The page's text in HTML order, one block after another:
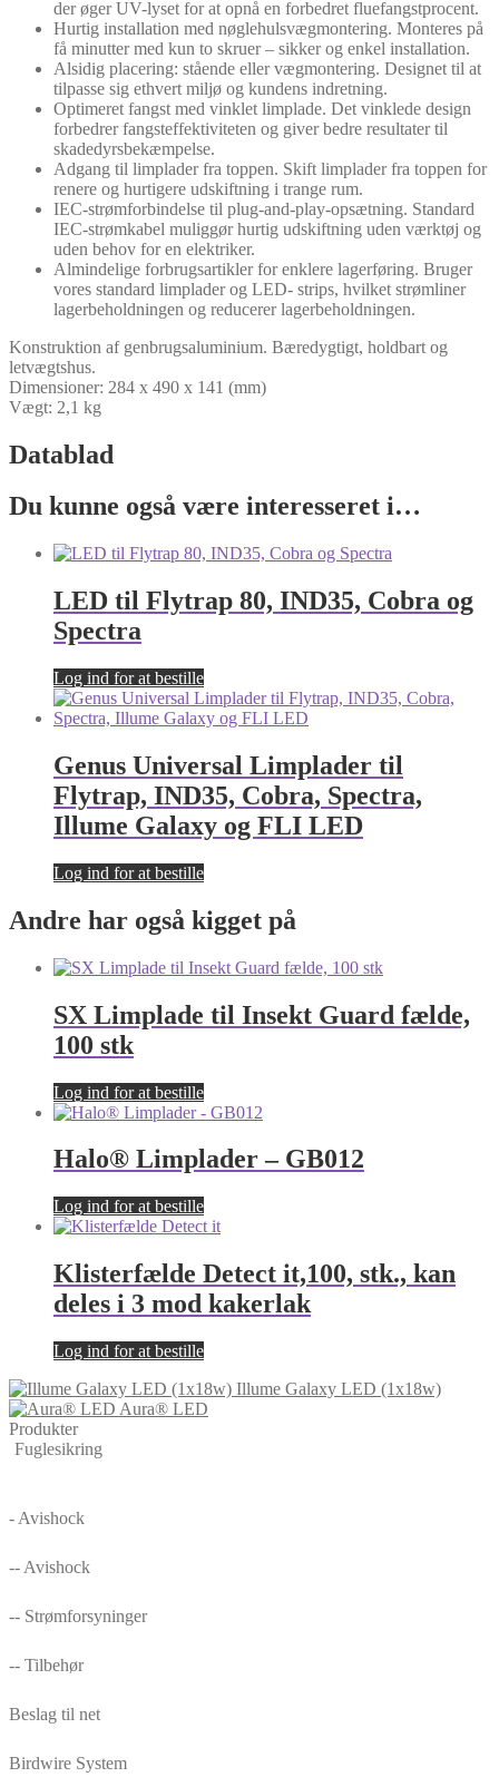
der øger UV-lyset for at opnå en forbedret fluefangstprocent.
Hurtig installation med nøglehulsvægmontering. Monteres på
få minutter med kun to skruer – sikker og enkel installation.
Alsidig placering: stående eller vægmontering. Designet til at
tilpasse sig ethvert miljø og kundens indretning.
Optimeret fangst med vinklet limplade. Det vinklede design
forbedrer fangsteffektiviteten og giver bedre resultater til
skadedyrsbekæmpelse.
Adgang til limplader fra toppen. Skift limplader fra toppen for
renere og hurtigere udskiftning i trange rum.
IEC-strømforbindelse til plug-and-play-opsætning. Standard
IEC-strømkabel muliggør hurtig udskiftning uden værktøj og
uden behov for en elektriker.
Almindelige forbrugsartikler for enklere lagerføring. Bruger
vores standard limplader og LED- strips, hvilket strømliner
lagerbeholdningen og reducerer lagerbeholdningen.
Konstruktion af genbrugsaluminium. Bæredygtigt, holdbart og
letvægtshus.
Dimensioner: 284 x 490 x 141 (mm)
Vægt: 2,1 kg
Datablad
Du kunne også være interesseret i…
LED til Flytrap 80, IND35, Cobra og
Spectra
Log ind for at bestille
Genus Universal Limplader til
Flytrap, IND35, Cobra, Spectra,
Illume Galaxy og FLI LED
Log ind for at bestille
Andre har også kigget på
SX Limplade til Insekt Guard fælde,
100 stk
Log ind for at bestille
Halo® Limplader – GB012
Log ind for at bestille
Klisterfælde Detect it,100, stk., kan
deles i 3 mod kakerlak
Log ind for at bestille
Illume Galaxy LED (1x18w)
Aura® LED
Produkter
Fuglesikring
- Avishock
-- Avishock
-- Strømforsyninger
-- Tilbehør
Beslag til net
Birdwire System